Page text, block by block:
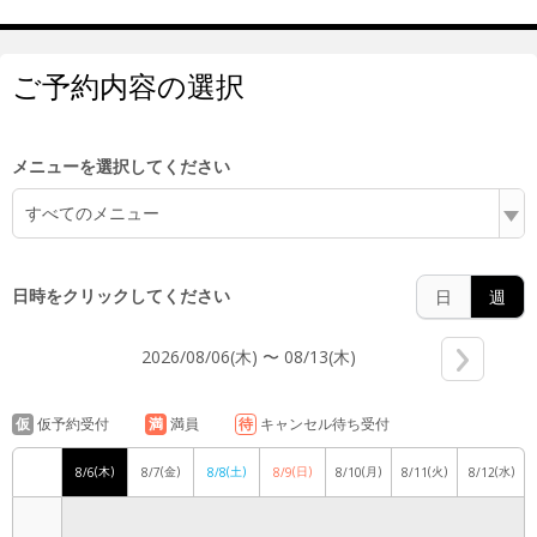
ご予約内容の選択
メニューを選択してください
すべてのメニュー
日時をクリックしてください 日 週
2026/08/06(木) 〜 08/13(木)
仮 仮予約受付 満 満員 待 キャンセル待ち受付
8/6(木) 8/7(金) 8/8(土) 8/9(日) 8/10(月) 8/11(火) 8/12(水)
5:00